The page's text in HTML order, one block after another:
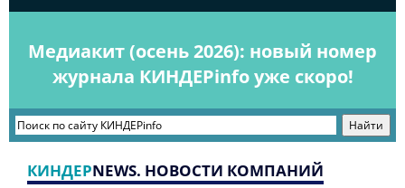
Медиакит (осень 2026): новый номер
журнала КИНДЕРinfo уже скоро!
КИНДЕРNEWS. НОВОСТИ КОМПАНИЙ